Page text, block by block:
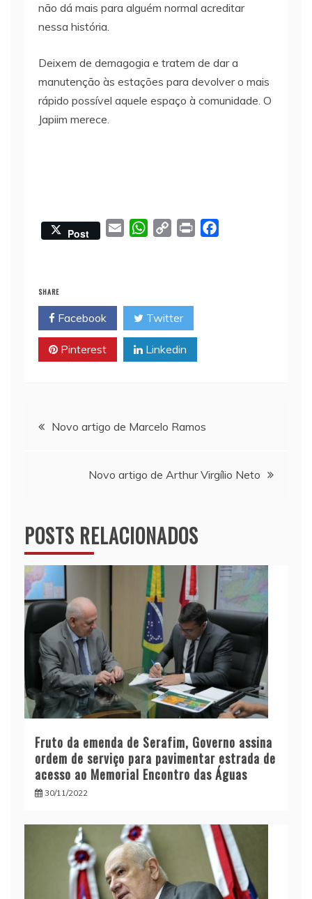
não dá mais para alguém normal acreditar
nessa história.
Deixem de demagogia e tratem de dar a
manutenção às estações para devolver o mais
rápido possível aquele espaço à comunidade. O
Japiim merece.
Post
W
A
p
p
i
n
k
SHARE
Facebook Twitter
Pinterest Linkedin
Navegação
Novo artigo de Marcelo Ramos
Novo artigo de Arthur Virgílio Neto
POSTS RELACIONADOS
Fruto da emenda de Serafim, Governo assina
ordem de serviço para pavimentar estrada de
acesso ao Memorial Encontro das Águas
30/11/2022